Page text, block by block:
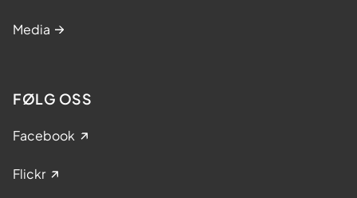
Media
FØLG OSS
Facebook
Flickr